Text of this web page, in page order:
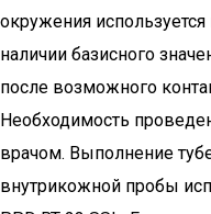
окружения
наличии базисного
после возможного
Необходимость
врачом. Выполнение
внутрикожной пробы